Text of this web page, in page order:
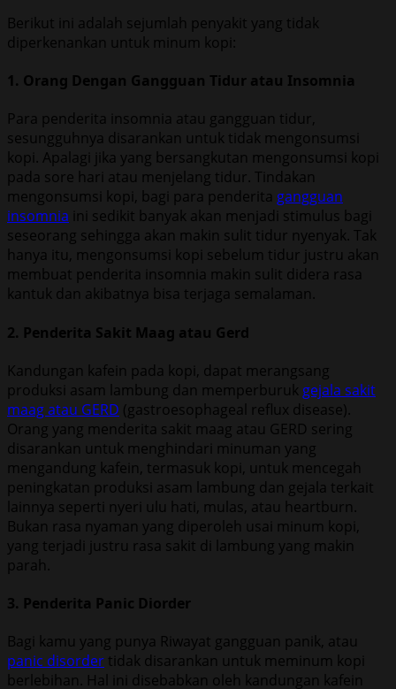
Berikut ini adalah sejumlah penyakit yang tidak
diperkenankan untuk minum kopi:
1. Orang Dengan Gangguan Tidur atau Insomnia
Para penderita insomnia atau gangguan tidur,
sesungguhnya disarankan untuk tidak mengonsumsi
kopi. Apalagi jika yang bersangkutan mengonsumsi kopi
pada sore hari atau menjelang tidur. Tindakan
mengonsumsi kopi, bagi para penderita gangguan
insomnia ini sedikit banyak akan menjadi stimulus bagi
seseorang sehingga akan makin sulit tidur nyenyak. Tak
hanya itu, mengonsumsi kopi sebelum tidur justru akan
membuat penderita insomnia makin sulit didera rasa
kantuk dan akibatnya bisa terjaga semalaman.
2. Penderita Sakit Maag atau Gerd
Kandungan kafein pada kopi, dapat merangsang
produksi asam lambung dan memperburuk gejala sakit
maag atau GERD (gastroesophageal reflux disease).
Orang yang menderita sakit maag atau GERD sering
disarankan untuk menghindari minuman yang
mengandung kafein, termasuk kopi, untuk mencegah
peningkatan produksi asam lambung dan gejala terkait
lainnya seperti nyeri ulu hati, mulas, atau heartburn.
Bukan rasa nyaman yang diperoleh usai minum kopi,
yang terjadi justru rasa sakit di lambung yang makin
parah.
3. Penderita Panic Diorder
Bagi kamu yang punya Riwayat gangguan panik, atau
panic disorder tidak disarankan untuk meminum kopi
berlebihan. Hal ini disebabkan oleh kandungan kafein